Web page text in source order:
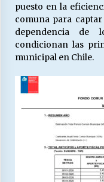
puesto en la
comuna para
dependencia de
condicionan las
municipal en Chile.